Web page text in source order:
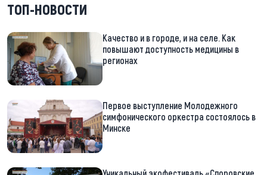
ТОП-НОВОСТИ
Качество и в городе, и на селе. Как
повышают доступность медицины в
регионах
Первое выступление Молодежного
симфонического оркестра состоялось в
Минске